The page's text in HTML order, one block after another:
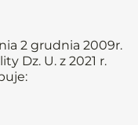
2 grudnia 2009r.
Dz. U. z 2021 r.